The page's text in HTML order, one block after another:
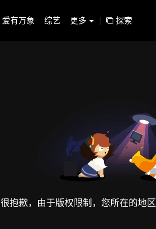
爱有万象 综艺 更多 | 探索
很抱歉，由于版权限制，您所在的地